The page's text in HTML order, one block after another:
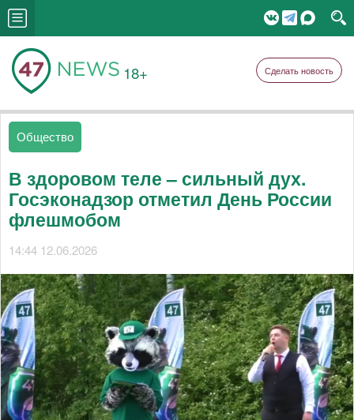
18+ Сделать новость
Общество
В здоровом теле – сильный дух.
Госэконадзор отметил День России
флешмобом
14:44 12.06.2026